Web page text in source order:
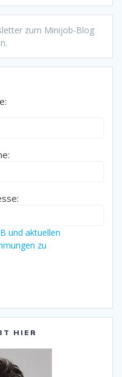
zum Minijob-Blog
und aktuellen
zu
HIER